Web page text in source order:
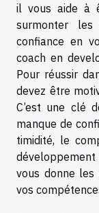
il vous aide à
surmonter
confiance en
coach en
Pour réussir
devez être
C’est une clé
manque de
timidité, le
vous donne
vos